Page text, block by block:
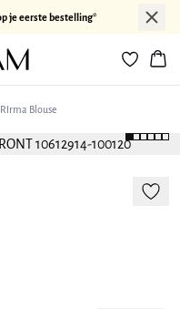
je eerste bestelling*
Blouse